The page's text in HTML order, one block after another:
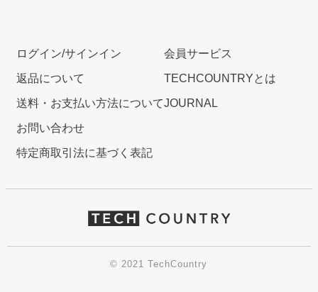
ログイン/サインイン
返品について
送料・お支払い方法について
お問い合わせ
特定商取引法に基づく表記
会員サービス
TECHCOUNTRYとは
JOURNAL
© 2021 TechCountry